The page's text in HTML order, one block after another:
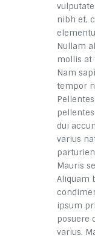
nibh et,
Nullam
mollis at
Nam
tempor
dui
varius
Mauris
Aliquam
ipsum
posuere
varius.